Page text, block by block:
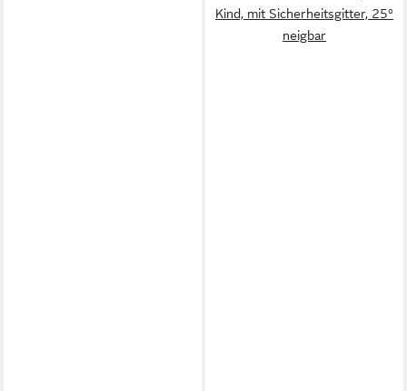
Kind, mit Sicherheitsgitter, 25°
neigbar